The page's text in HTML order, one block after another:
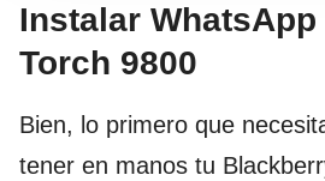
Instalar
Torch 9800
Bien, lo primero que
tener en manos tu